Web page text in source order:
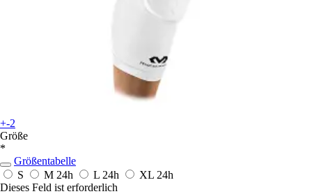
+-2
Größe
*
Größentabelle
S
M 24h L 24h XL 24h
Dieses Feld ist erforderlich